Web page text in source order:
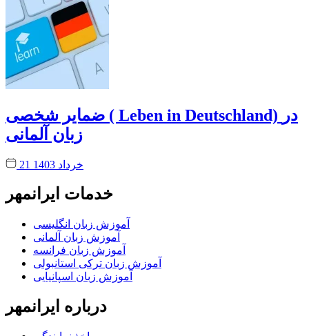
ضمایر شخصی ( Leben in Deutschland) در
زبان آلمانی
21 خرداد 1403
خدمات ایرانمهر
آموزش زبان انگلیسی
آموزش زبان آلمانی
آموزش زبان فرانسه
آموزش زبان ترکی استانبولی
آموزش زبان اسپانیایی
درباره ایرانمهر